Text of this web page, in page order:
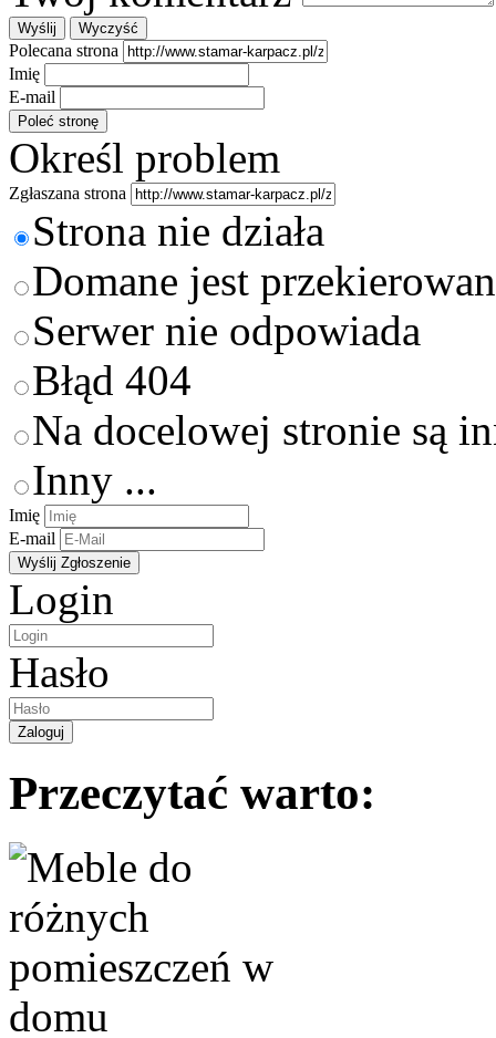
Polecana strona
Imię
E-mail
Określ problem
Zgłaszana strona
Strona nie działa
Domane jest
Serwer nie odpowiada
Błąd 404
Na docelowej stronie są
Inny ...
Imię
E-mail
Login
Hasło
Przeczytać warto: